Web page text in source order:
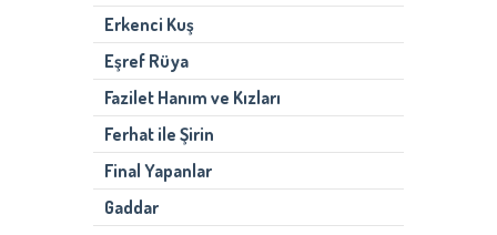
Erkenci Kuş
Eşref Rüya
Fazilet Hanım ve Kızları
Ferhat ile Şirin
Final Yapanlar
Gaddar